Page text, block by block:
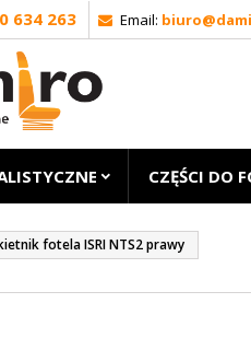
634 263 Email:
CZĘŚCI DO
fotela ISRI NTS2 prawy